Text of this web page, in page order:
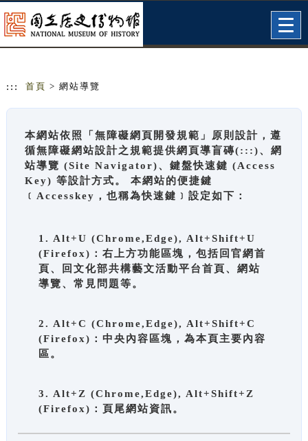
::: 首頁 > 網站導覽
本網站依照「無障礙網頁開發規範」原則設計，遵
循無障礙網站設計之規範提供網頁導盲磚(:::)、網
站導覽 (Site Navigator)、鍵盤快速鍵 (Access
Key) 等設計方式。 本網站的便捷鍵
﹝Accesskey，也稱為快速鍵﹞設定如下：
1. Alt+U (Chrome,Edge), Alt+Shift+U
(Firefox)：右上方功能區塊，包括回官網首
頁、回文化部共構藝文活動平台首頁、網站
導覽、常見問題等。
2. Alt+C (Chrome,Edge), Alt+Shift+C
(Firefox)：中央內容區塊，為本頁主要內容
區。
3. Alt+Z (Chrome,Edge), Alt+Shift+Z
(Firefox)：頁尾網站資訊。